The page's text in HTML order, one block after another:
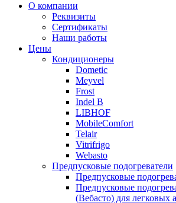
вверх
О компании
Реквизиты
Сертификаты
Наши работы
Цены
Кондиционеры
Dometic
Meyvel
Frost
Indel B
LIBHOF
MobileComfort
Telair
Vitrifrigo
Webasto
Предпусковые подогреватели
Предпусковые
Предпусковые
(Вебасто) для легковых